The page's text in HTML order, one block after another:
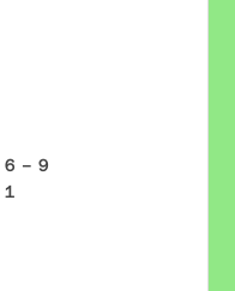
－９